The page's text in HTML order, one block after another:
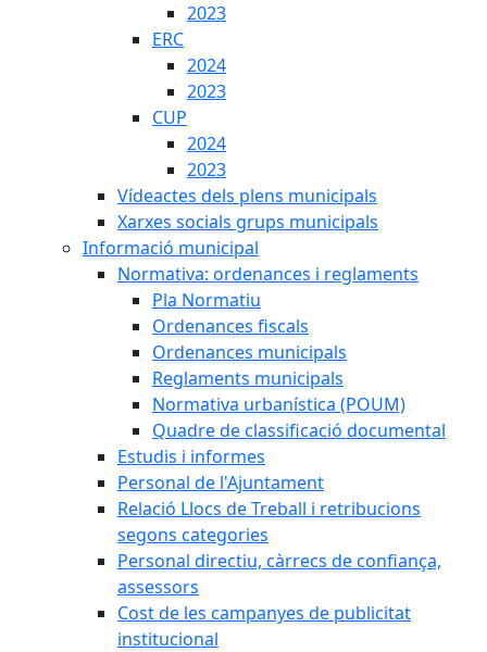
2023
ERC
2024
2023
CUP
2024
2023
Vídeactes dels plens municipals
Xarxes socials grups municipals
Informació municipal
Normativa: ordenances i reglaments
Pla Normatiu
Ordenances fiscals
Ordenances municipals
Reglaments municipals
Normativa urbanística (POUM)
Quadre de classificació documental
Estudis i informes
Personal de l'Ajuntament
Relació Llocs de Treball i retribucions
segons categories
Personal directiu, càrrecs de confiança,
assessors
Cost de les campanyes de publicitat
institucional